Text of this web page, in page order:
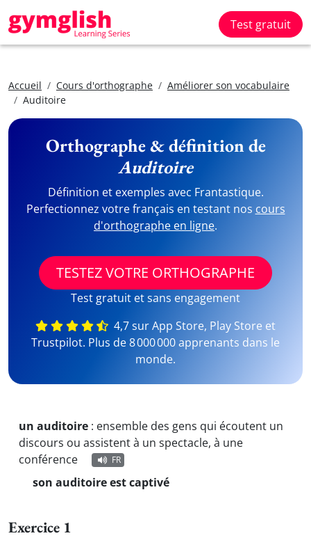
Test gratuit
Accueil Cours d'orthographe
Améliorer son vocabulaire
Auditoire
Orthographe & définition de
Auditoire
Définition et exemples avec Frantastique.
Perfectionnez votre français en testant nos cours
d'orthographe en ligne.
TESTEZ VOTRE ORTHOGRAPHE
Test gratuit et sans engagement
4,7 sur App Store, Play Store et
Trustpilot. Plus de 8 000 000 apprenants dans le
monde.
un auditoire : ensemble des gens qui écoutent un
discours ou assistent à un spectacle, à une
conférence
FR
son auditoire est captivé
Exercice 1